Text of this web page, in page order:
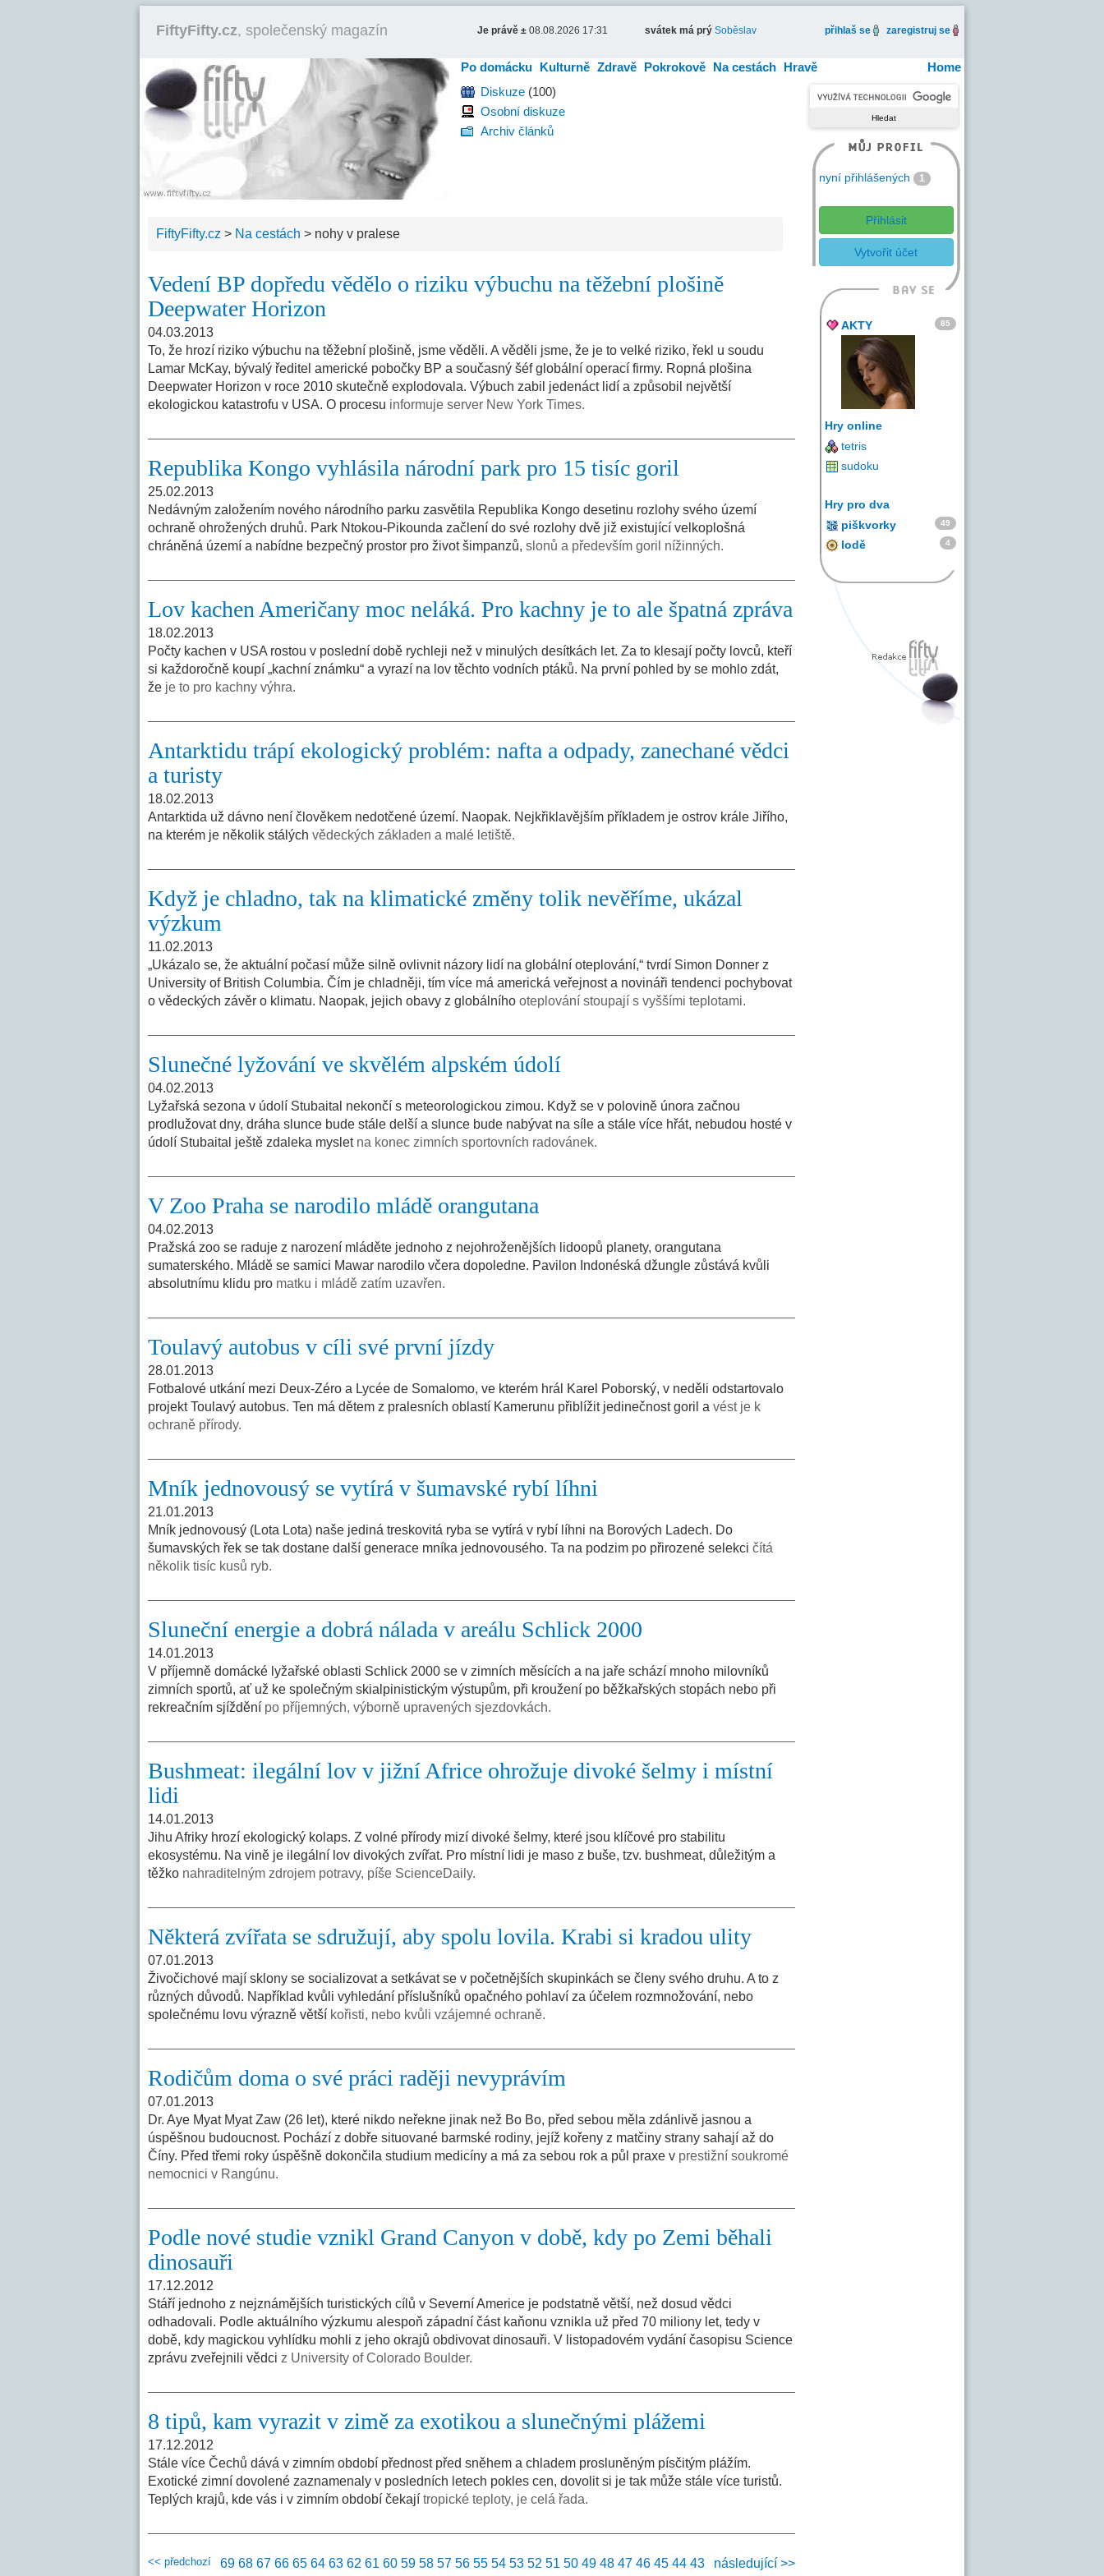
FiftyFifty.cz, společenský magazín Je právě ± 08.08.2026 17:31 svátek má prý Soběslav přihlaš se zaregistruj se
Home
Po domácku Kulturně Zdravě Pokrokově Na cestách Hravě
Diskuze (100)
Osobní diskuze
Archiv článků
FiftyFifty.cz > Na cestách > nohy v pralese
Vedení BP dopředu vědělo o riziku výbuchu na těžební plošině
Deepwater Horizon
04.03.2013
To, že hrozí riziko výbuchu na těžební plošině, jsme věděli. A věděli jsme, že je to velké riziko, řekl u soudu
Lamar McKay, bývalý ředitel americké pobočky BP a současný šéf globální operací firmy. Ropná plošina
Deepwater Horizon v roce 2010 skutečně explodovala. Výbuch zabil jedenáct lidí a způsobil největší
ekologickou katastrofu v USA. O procesu informuje server New York Times.
Republika Kongo vyhlásila národní park pro 15 tisíc goril
25.02.2013
Nedávným založením nového národního parku zasvětila Republika Kongo desetinu rozlohy svého území
ochraně ohrožených druhů. Park Ntokou-Pikounda začlení do své rozlohy dvě již existující velkoplošná
chráněná území a nabídne bezpečný prostor pro život šimpanzů, slonů a především goril nížinných.
Lov kachen Američany moc neláká. Pro kachny je to ale špatná zpráva
18.02.2013
Počty kachen v USA rostou v poslední době rychleji než v minulých desítkách let. Za to klesají počty lovců, kteří
si každoročně koupí „kachní známku“ a vyrazí na lov těchto vodních ptáků. Na první pohled by se mohlo zdát,
že je to pro kachny výhra.
Antarktidu trápí ekologický problém: nafta a odpady, zanechané vědci
a turisty
18.02.2013
Antarktida už dávno není člověkem nedotčené území. Naopak. Nejkřiklavějším příkladem je ostrov krále Jiřího,
na kterém je několik stálých vědeckých základen a malé letiště.
Když je chladno, tak na klimatické změny tolik nevěříme, ukázal
výzkum
11.02.2013
„Ukázalo se, že aktuální počasí může silně ovlivnit názory lidí na globální oteplování,“ tvrdí Simon Donner z
University of British Columbia. Čím je chladněji, tím více má americká veřejnost a novináři tendenci pochybovat
o vědeckých závěr o klimatu. Naopak, jejich obavy z globálního oteplování stoupají s vyššími teplotami.
Slunečné lyžování ve skvělém alpském údolí
04.02.2013
Lyžařská sezona v údolí Stubaital nekončí s meteorologickou zimou. Když se v polovině února začnou
prodlužovat dny, dráha slunce bude stále delší a slunce bude nabývat na síle a stále více hřát, nebudou hosté v
údolí Stubaital ještě zdaleka myslet na konec zimních sportovních radovánek.
V Zoo Praha se narodilo mládě orangutana
04.02.2013
Pražská zoo se raduje z narození mláděte jednoho z nejohroženějších lidoopů planety, orangutana
sumaterského. Mládě se samici Mawar narodilo včera dopoledne. Pavilon Indonéská džungle zůstává kvůli
absolutnímu klidu pro matku i mládě zatím uzavřen.
Toulavý autobus v cíli své první jízdy
28.01.2013
Fotbalové utkání mezi Deux-Zéro a Lycée de Somalomo, ve kterém hrál Karel Poborský, v neděli odstartovalo
projekt Toulavý autobus. Ten má dětem z pralesních oblastí Kamerunu přiblížit jedinečnost goril a vést je k
ochraně přírody.
Mník jednovousý se vytírá v šumavské rybí líhni
21.01.2013
Mník jednovousý (Lota Lota) naše jediná treskovitá ryba se vytírá v rybí líhni na Borových Ladech. Do
šumavských řek se tak dostane další generace mníka jednovousého. Ta na podzim po přirozené selekci čítá
několik tisíc kusů ryb.
Sluneční energie a dobrá nálada v areálu Schlick 2000
14.01.2013
V příjemně domácké lyžařské oblasti Schlick 2000 se v zimních měsících a na jaře schází mnoho milovníků
zimních sportů, ať už ke společným skialpinistickým výstupům, při kroužení po běžkařských stopách nebo při
rekreačním sjíždění po příjemných, výborně upravených sjezdovkách.
Bushmeat: ilegální lov v jižní Africe ohrožuje divoké šelmy i místní
lidi
14.01.2013
Jihu Afriky hrozí ekologický kolaps. Z volné přírody mizí divoké šelmy, které jsou klíčové pro stabilitu
ekosystému. Na vině je ilegální lov divokých zvířat. Pro místní lidi je maso z buše, tzv. bushmeat, důležitým a
těžko nahraditelným zdrojem potravy, píše ScienceDaily.
Některá zvířata se sdružují, aby spolu lovila. Krabi si kradou ulity
07.01.2013
Živočichové mají sklony se socializovat a setkávat se v početnějších skupinkách se členy svého druhu. A to z
různých důvodů. Například kvůli vyhledání příslušníků opačného pohlaví za účelem rozmnožování, nebo
společnému lovu výrazně větší kořisti, nebo kvůli vzájemné ochraně.
Rodičům doma o své práci raději nevyprávím
07.01.2013
Dr. Aye Myat Myat Zaw (26 let), které nikdo neřekne jinak než Bo Bo, před sebou měla zdánlivě jasnou a
úspěšnou budoucnost. Pochází z dobře situované barmské rodiny, jejíž kořeny z matčiny strany sahají až do
Číny. Před třemi roky úspěšně dokončila studium medicíny a má za sebou rok a půl praxe v prestižní soukromé
nemocnici v Rangúnu.
Podle nové studie vznikl Grand Canyon v době, kdy po Zemi běhali
dinosauři
17.12.2012
Stáří jednoho z nejznámějších turistických cílů v Severní Americe je podstatně větší, než dosud vědci
odhadovali. Podle aktuálního výzkumu alespoň západní část kaňonu vznikla už před 70 miliony let, tedy v
době, kdy magickou vyhlídku mohli z jeho okrajů obdivovat dinosauři. V listopadovém vydání časopisu Science
zprávu zveřejnili vědci z University of Colorado Boulder.
8 tipů, kam vyrazit v zimě za exotikou a slunečnými plážemi
17.12.2012
Stále více Čechů dává v zimním období přednost před sněhem a chladem prosluněným písčitým plážím.
Exotické zimní dovolené zaznamenaly v posledních letech pokles cen, dovolit si je tak může stále více turistů.
Teplých krajů, kde vás i v zimním období čekají tropické teploty, je celá řada.
<< předchozí následující >>
69 68 67 66 65 64 63 62 61 60 59 58 57 56 55 54 53 52 51 50 49 48 47 46 45 44 43
nyní přihlášených 1
Přihlásit
Vytvořit účet
AKTY 85
Hry online
tetris
sudoku
Hry pro dva
piškvorky
49
lodě 4